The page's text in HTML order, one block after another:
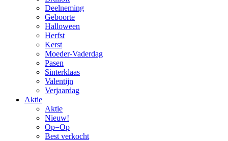
Deelneming
Geboorte
Halloween
Herfst
Kerst
Moeder-Vaderdag
Pasen
Sinterklaas
Valentijn
Verjaardag
Aktie
Aktie
Nieuw!
Op=Op
Best verkocht